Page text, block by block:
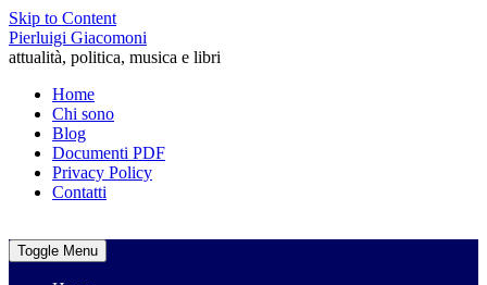
Skip to Content
Pierluigi Giacomoni
attualità, politica, musica e libri
Home
Chi sono
Blog
Documenti PDF
Privacy Policy
Contatti
Toggle Menu